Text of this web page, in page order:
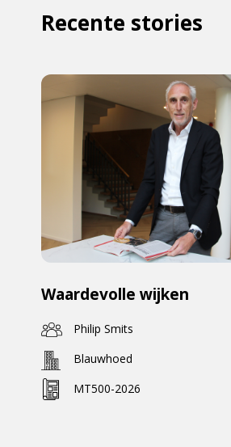
Recente stories
Waardevolle wijken
Philip Smits
Blauwhoed
MT500-2026